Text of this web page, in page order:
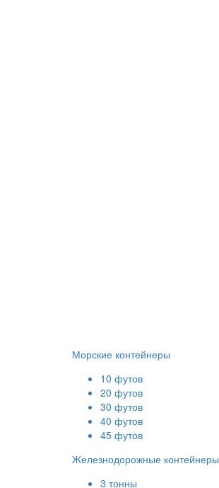
Морские контейнеры
10 футов
20 футов
30 футов
40 футов
45 футов
Железнодорожные контейнеры
3 тонны